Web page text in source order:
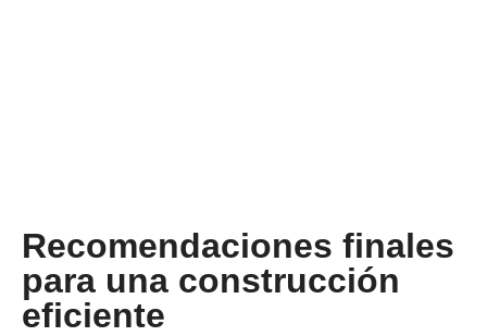
Recomendaciones finales
para una construcción
eficiente